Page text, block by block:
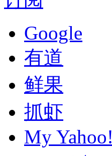
Google
有道
鲜果
抓虾
My Yahoo!